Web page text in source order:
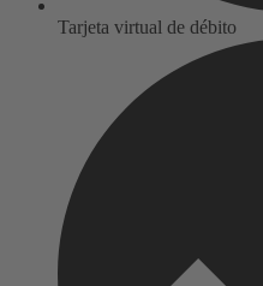
Tarjeta virtual de débito